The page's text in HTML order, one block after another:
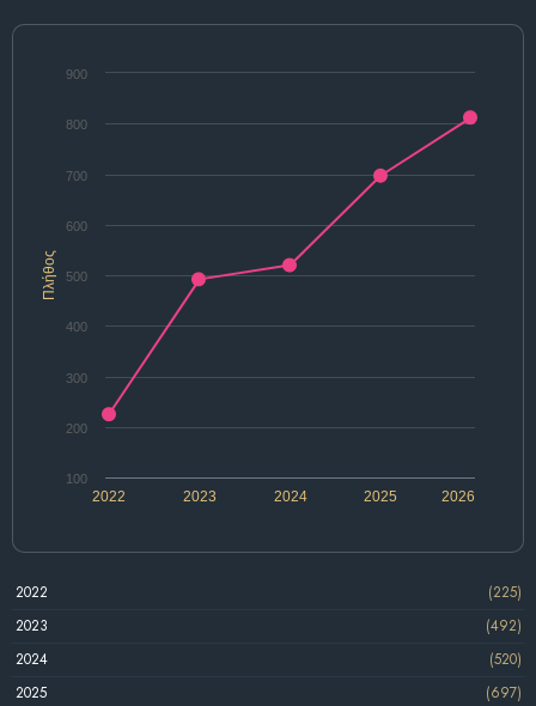
Πλήθος
2025
2022 2023 2024 2026
100
200
300
400
500
600
700
800
900
2022
(225)
2023
(492)
2024
(520)
2025
(697)